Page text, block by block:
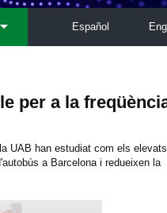
Español
per a la
UAB han estudiat com els elevats
a Barcelona i redueixen la